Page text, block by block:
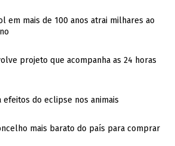
em mais de 100 anos atrai milhares ao
projeto que acompanha as 24 horas
efeitos do eclipse nos animais
mais barato do país para comprar